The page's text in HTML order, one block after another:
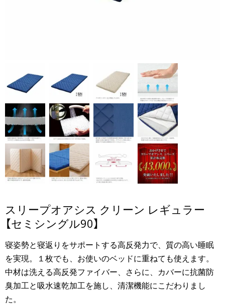
スリープオアシス クリーン レギュラー
【セミシングル90】
寝姿勢と寝返りをサポートする高反発力で、質の高い睡眠
を実現。１枚でも、お使いのベッドに重ねても使えます。
中材は洗える高反発ファイバー、さらに、カバーに抗菌防
臭加工と吸水速乾加工を施し、清潔機能にこだわりまし
た。